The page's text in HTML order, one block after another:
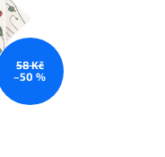
58 Kč
–50 %